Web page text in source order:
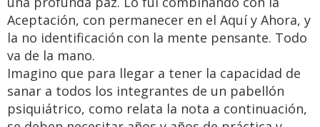
Aceptación, con permanecer en el Aquí y Ahora, y
la no identificación con la mente pensante. Todo
va de la mano.
Imagino que para llegar a tener la capacidad de
sanar a todos los integrantes de un pabellón
psiquiátrico, como relata la nota a continuación,